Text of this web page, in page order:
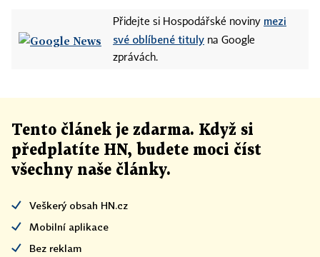
Přidejte si Hospodářské noviny mezi
své oblíbené tituly na Google
zprávách.
Tento článek je zdarma. Když si
předplatíte HN, budete moci číst
všechny naše články.
Veškerý obsah HN.cz
Mobilní aplikace
Bez reklam